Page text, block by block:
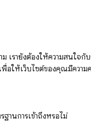
รายังต้องให้ความสนใจกั
อให้เว็บไซต์ของคุณมีความ
านการเข้าถึงหรือไม่